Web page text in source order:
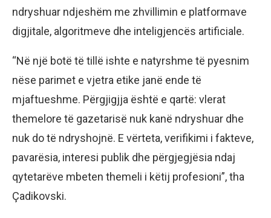
ndryshuar ndjeshëm me zhvillimin e platformave
digjitale, algoritmeve dhe inteligjencës artificiale.
“Në një botë të tillë ishte e natyrshme të pyesnim
nëse parimet e vjetra etike janë ende të
mjaftueshme. Përgjigjja është e qartë: vlerat
themelore të gazetarisë nuk kanë ndryshuar dhe
nuk do të ndryshojnë. E vërteta, verifikimi i fakteve,
pavarësia, interesi publik dhe përgjegjësia ndaj
qytetarëve mbeten themeli i këtij profesioni”, tha
Çadikovski.